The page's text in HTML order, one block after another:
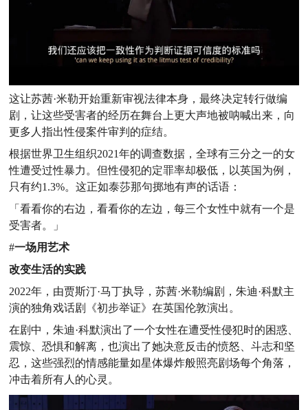
这让苏茜·米勒开始重新审视法律本身，最终决定转行做编
剧，让这些受害者的经历在舞台上更大声地被呐喊出来，向
更多人指出性侵案件审判的症结。
根据世界卫生组织2021年的调查数据，全球有三分之一的女
性遭受过性暴力。但性侵犯的定罪率却极低，以英国为例，
只有约1.3%。这正如泰莎那句掷地有声的话语：
「看看你的右边，看看你的左边，每三个女性中就有一个是
受害者。」
#一场用艺术
改变生活的实践
2022年，由贾斯汀·马丁执导，苏茜·米勒编剧，朱迪·科默主
演的独角戏话剧《初步举证》在英国伦敦演出。
在剧中，朱迪·科默演出了一个女性在遭受性侵犯时的困惑、
震惊、恐惧和解离，也演出了她决意反击的愤怒、斗志和坚
忍，这些强烈的情感能量如星体爆炸般照亮剧场每个角落，
冲击着所有人的心灵。